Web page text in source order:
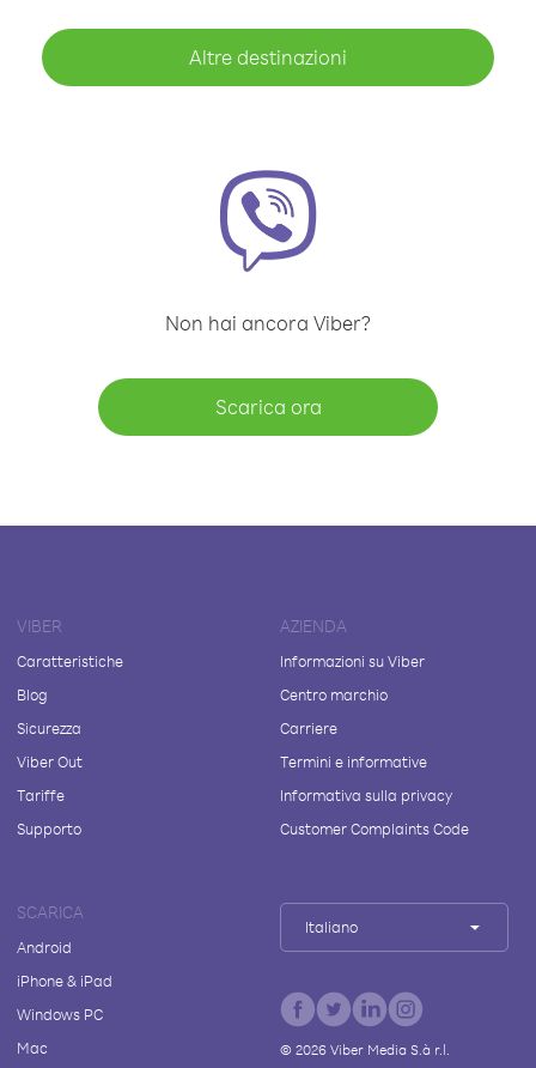
Altre destinazioni
Non hai ancora Viber?
Scarica ora
VIBER
Caratteristiche
Blog
Sicurezza
Viber Out
Tariffe
Supporto
AZIENDA
Informazioni su Viber
Centro marchio
Carriere
Termini e informative
Informativa sulla privacy
Customer Complaints Code
SCARICA
Android
iPhone & iPad
Windows PC
Mac
Italiano
© 2026Viber Media S.à r.l.